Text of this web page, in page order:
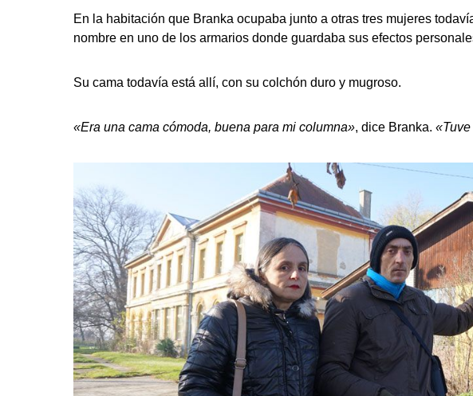
En la habitación que Branka ocupaba junto a otras tres mujeres
nombre en uno de los armarios donde guardaba sus efectos
Su cama todavía está allí, con su colchón duro y mugroso.
«Era una cama cómoda, buena para mi columna», dice Branka.